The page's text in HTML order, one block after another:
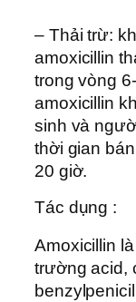
– Thải trừ:
amoxicillin
trong vòng
amoxicillin
sinh và
thời gian
20 giờ.
Tác dụng :
Amoxicillin
trường acid,